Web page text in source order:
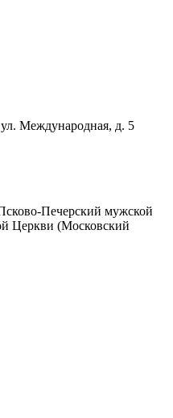
Международная, д. 5
Печерский мужской
Церкви (Московский